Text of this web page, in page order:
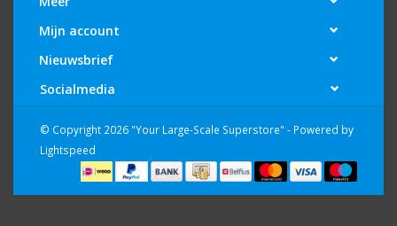
Mijn account
Nieuwsbrief
Socialmedia
© Copyright 2026 "Your Large-Scale Superstore" - Powered by
Lightspeed